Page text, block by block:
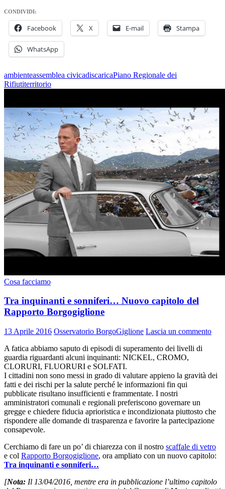
CONDIVIDI:
Facebook X E-mail Stampa
WhatsApp
ambienteassemblea civicadiscaricaPiano Regionale dei
Rifiutiterritorio
Cosa facciamo
Tra inquinanti e sonniferi… Nuovo capitolo del
Rapporto Borgogiglione
13 Aprile 2016 Osservatorio BorgoGiglione Lascia un commento
A fatica abbiamo saputo di episodi di superamento dei livelli di
guardia riguardanti alcuni inquinanti: NICKEL, CROMO,
CLORURI, FLUORURI e SOLFATI.
I cittadini non sono messi in grado di valutare appieno la gravità dei
fatti e dei rischi per la salute perché le informazioni fin qui
pubblicate risultano insufficienti e frammentate. I nostri
amministratori comunali e regionali preferiscono governare un
gregge e chiedere fiducia aprioristica e incondizionata piuttosto che
rispondere alle domande di trasparenza e favorire la partecipazione
consapevole.
Cerchiamo di fare un po’ di chiarezza con il nostro scaffale di vetro
e col Rapporto Borgogiglione, ora ampliato con un nuovo capitolo:
Tra inquinanti e sonniferi…
[Nota: Il 13/04/2016, mentre era in pubblicazione l’ultimo capitolo